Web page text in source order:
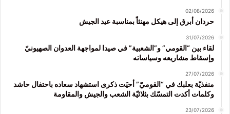
02/08/2026
حردان أبرق إلى هيكل مهنئاً بمناسبة عيد الجيش
31/07/2026
لقاء بين “القومي” و”الشعبية” في صيدا لمواجهة العدوان الصهيونيّ
وإسقاط مشاريعه وسياساته
27/07/2026
منفذيّة بعلبك في “القوميّ” أحيَت ذكرى استشهاد سعاده باحتفال حاشد
وكلمات أكدت التمسّك بثلاثيّة الشعب والجيش والمقاومة
23/07/2026